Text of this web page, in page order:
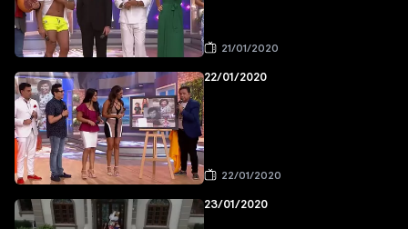
21/01/2020
22/01/2020
22/01/2020
23/01/2020